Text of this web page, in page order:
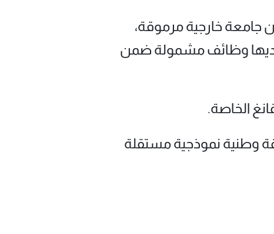
جامعة خارجية مرموقة،
لديها وظائف مشمولة ضمن
الخاصة.
وطنية نموذجية مستقلة